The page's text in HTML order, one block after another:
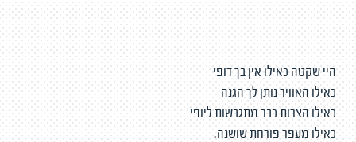
היי שקטה כאילו אין בך דופי
כאילו האוויר נותן לך הגנה
כאילו הצרות כבר מתגבשות ליופי
כאילו מעפר פורחת שושנה.